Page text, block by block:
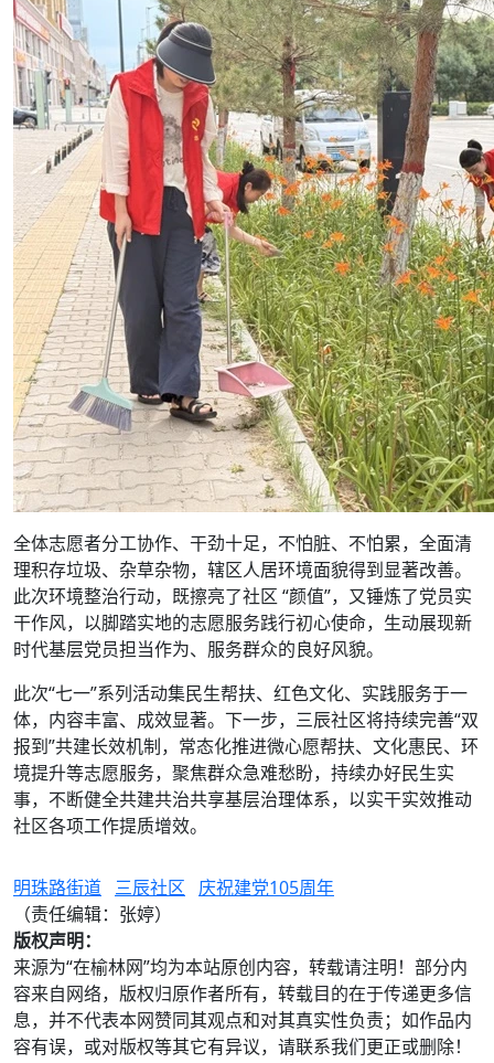
全体志愿者分工协作、干劲十足，不怕脏、不怕累，全面清
理积存垃圾、杂草杂物，辖区人居环境面貌得到显著改善。
此次环境整治行动，既擦亮了社区 “颜值”，又锤炼了党员实
干作风，以脚踏实地的志愿服务践行初心使命，生动展现新
时代基层党员担当作为、服务群众的良好风貌。
此次“七一”系列活动集民生帮扶、红色文化、实践服务于一
体，内容丰富、成效显著。下一步，三辰社区将持续完善“双
报到”共建长效机制，常态化推进微心愿帮扶、文化惠民、环
境提升等志愿服务，聚焦群众急难愁盼，持续办好民生实
事，不断健全共建共治共享基层治理体系，以实干实效推动
社区各项工作提质增效。
明珠路街道 三辰社区
庆祝建党105周年
（责任编辑：张婷）
版权声明：
来源为“在榆林网”均为本站原创内容，转载请注明！部分内
容来自网络，版权归原作者所有，转载目的在于传递更多信
息，并不代表本网赞同其观点和对其真实性负责；如作品内
容有误，或对版权等其它有异议，请联系我们更正或删除！